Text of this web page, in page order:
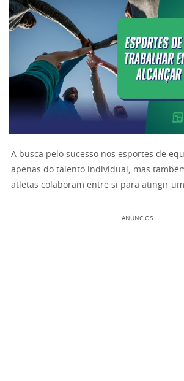
A busca pelo sucesso nos esportes de
apenas do talento individual, mas
atletas colaboram entre si para atingir
ANÚNCIOS